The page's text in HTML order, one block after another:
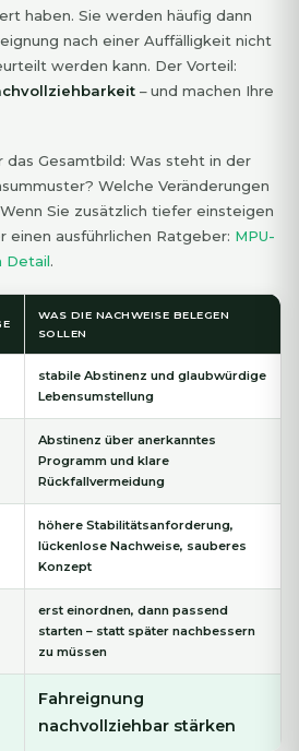
haben. Sie werden häufig dann
nach einer Auffälligkeit nicht
werden kann. Der Vorteil:
– und machen Ihre
Gesamtbild: Was steht in der
Welche Veränderungen
Sie zusätzlich tiefer einsteigen
einen ausführlichen Ratgeber: MPU-
Detail.
WAS DIE NACHWEISE BELEGEN
SOLLEN
stabile Abstinenz und glaubwürdige
Lebensumstellung
Abstinenz über anerkanntes
Programm und klare
Rückfallvermeidung
höhere Stabilitätsanforderung,
lückenlose Nachweise, sauberes
Konzept
erst einordnen, dann passend
starten – statt später nachbessern
zu müssen
Fahreignung
nachvollziehbar stärken